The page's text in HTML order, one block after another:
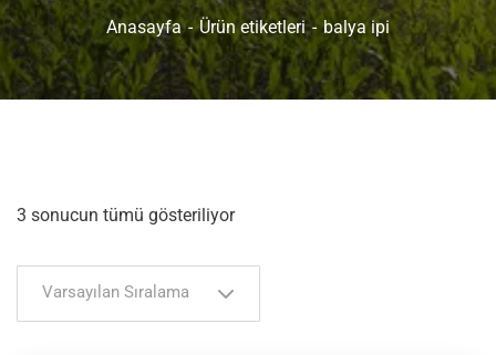
Anasayfa Ürün etiketleri balya ipi
3 sonucun tümü gösteriliyor
Varsayılan Sıralama